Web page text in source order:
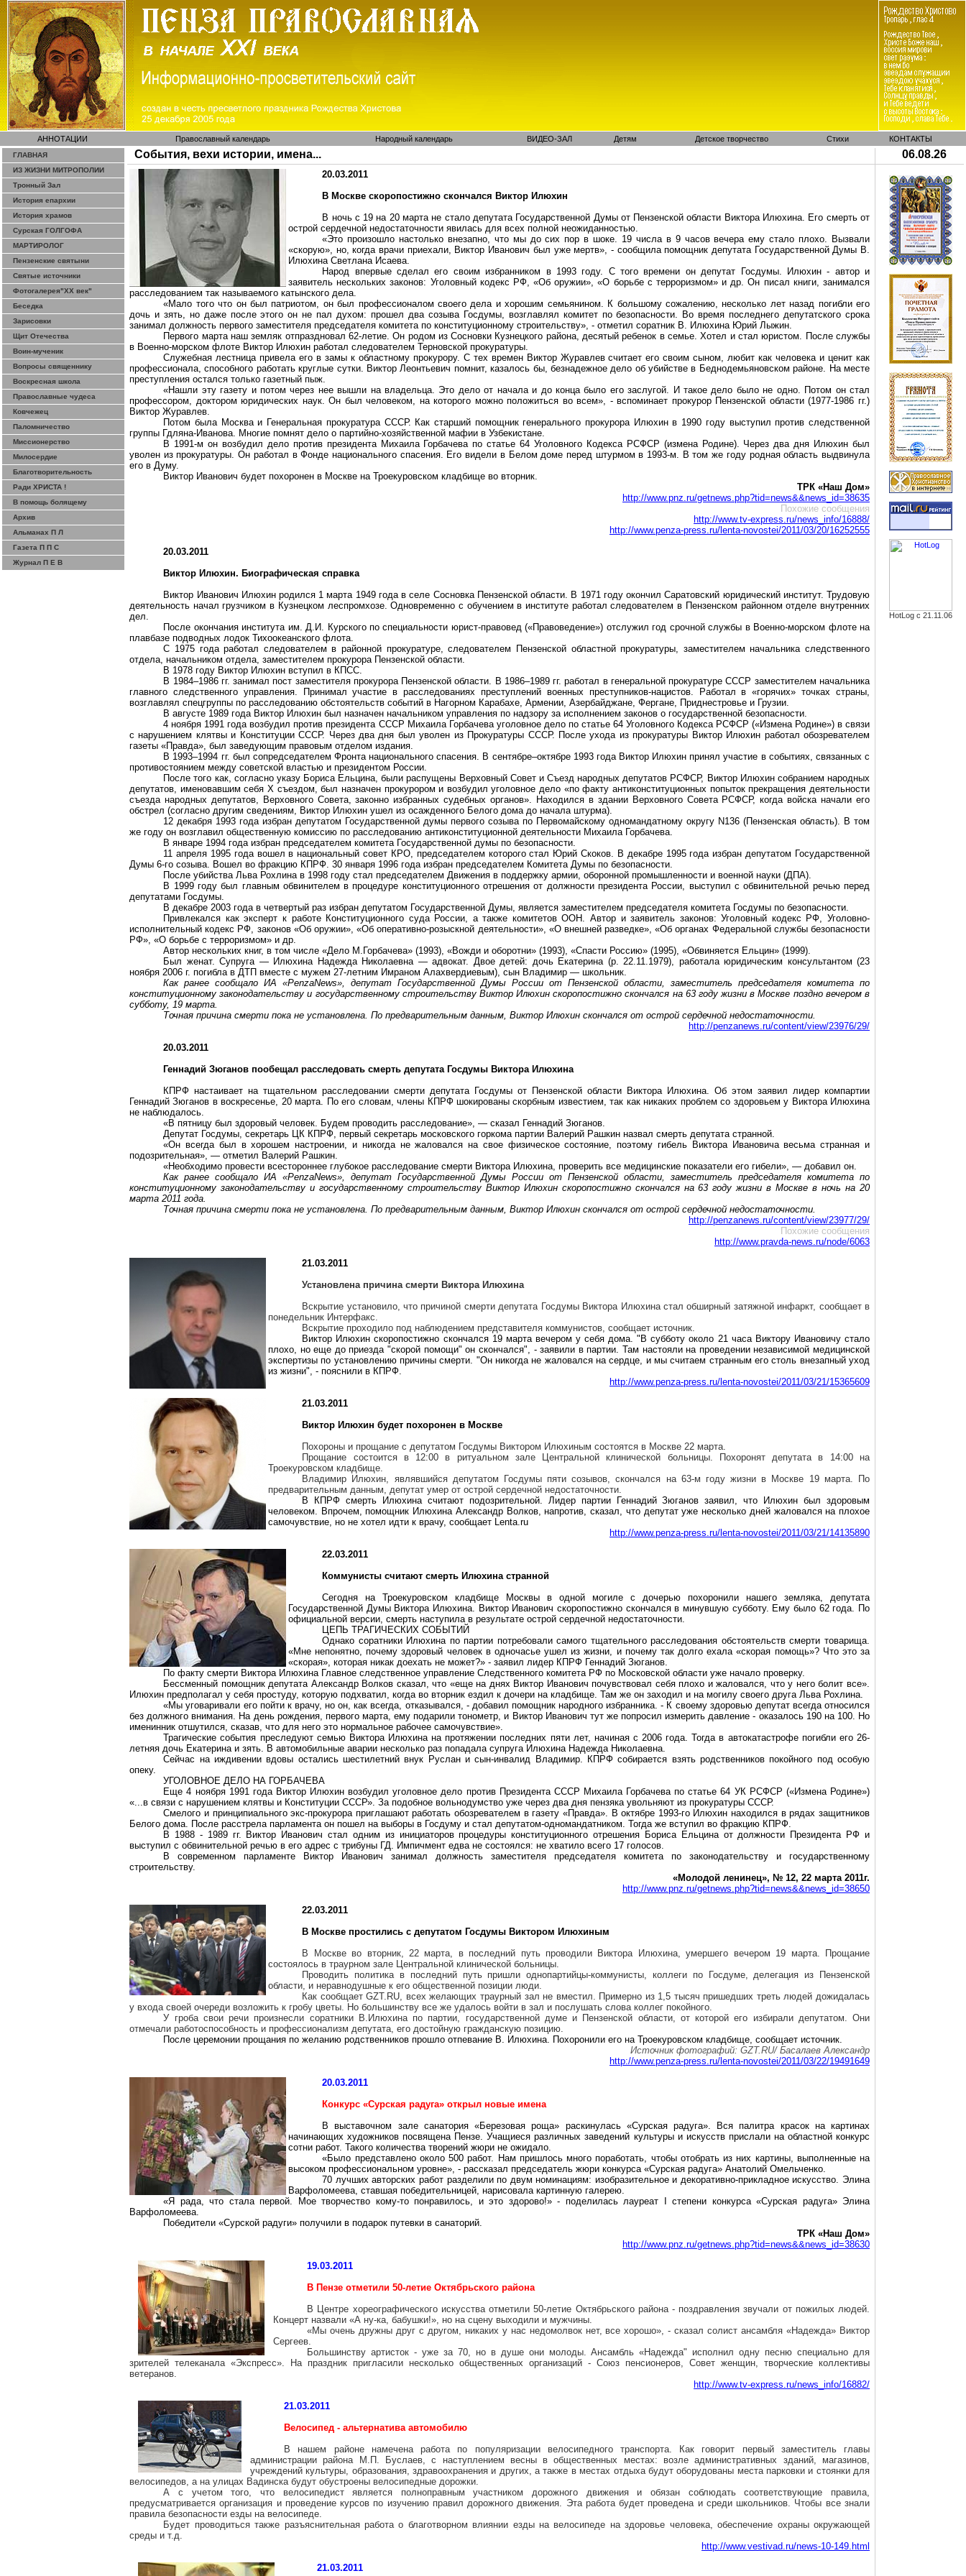
АННОТАЦИИ Православный календарь Народный календарь ВИДЕО-ЗАЛ Детям Детское творчество Стихи КОНТАКТЫ
ГЛАВНАЯ
ИЗ ЖИЗНИ МИТРОПОЛИИ
Тронный Зал
История епархии
История храмов
Сурская ГОЛГОФА
МАРТИРОЛОГ
Пензенские святыни
Святые источники
Фотогалерея"ХХ век"
Беседка
Зарисовки
Щит Отечества
Воин-мученик
Вопросы священнику
Воскресная школа
Православные чудеса
Ковчежец
Паломничество
Миссионерство
Милосердие
Благотворительность
Ради ХРИСТА !
В помощь болящему
Архив
Альманах П Л
Газета П П С
Журнал П Е В
События, вехи истории, имена... 06.08.26
20.03.2011
В Москве скоропостижно скончался Виктор Илюхин
В ночь с 19 на 20 марта не стало депутата Государственной Думы от Пензенской области Виктора Илюхина. Его смерть от
острой сердечной недостаточности явилась для всех полной неожиданностью.
«Это произошло настолько внезапно, что мы до сих пор в шоке. 19 числа в 9 часов вечера ему стало плохо. Вызвали
«скорую», но, когда врачи приехали, Виктор Иванович был уже мертв», - сообщила помощник депутата Государственной Думы В.
ИлюхинаСветлана Исаева.
Народ впервые сделал его своим избранником в 1993 году. С того времени он депутат Госдумы.
Илюхин- автор и
заявитель нескольких законов: Уголовный кодекс РФ, «Об оружии», «О борьбе с терроризмом» и др. Он писал книги, занимался
расследованием так называемого катынского дела.
«Мало того что он был патриотом, он был профессионалом своего дела и хорошим семьянином. К большому сожалению, несколько лет назад погибли его
дочь и зять, но даже после этого он не пал духом: прошел два созыва Госдумы, возглавлял комитет по безопасности. Во время последнего депутатского срока
занимал должность первого заместителя председателя комитета по конституционному строительству», - отметил соратник В. ИлюхинаЮрий Лыжин.
Первого марта наш земляк отпраздновал 62-летие. Он родом из Сосновки Кузнецкого района, десятый ребенок в семье. Хотел и стал юристом. После службы
в Военно-морском флоте Виктор Илюхин работал следователем Терновской прокуратуры.
Служебная лестница привела его в замы к областному прокурору. С тех времен Виктор Журавлев считает его своим сыном, любит как человека и ценит как
профессионала, способного работать круглые сутки. Виктор Леонтьевич помнит, казалось бы, безнадежное дело об убийствев Беднодемьяновском районе. На месте
преступления остался только газетный пыж.
«Нашли эту газету и потом через нее вышли на владельца. Это дело от начала и до конца было его заслугой. И такое дело было не одно. Потом он стал
профессором, доктором юридических наук. Он был человеком, на которого можно положиться во всем», - вспоминает прокурор Пензенской области (1977-1986 гг.)
Виктор Журавлев.
Потом была Москва и Генеральная прокуратура СССР. Как старший помощник генерального прокурора Илюхинв 1990 году выступил против следственной
группы Гдляна-Иванова. Многие помнят дело о партийно-хозяйственной мафии в Узбекистане.
В 1991-м он возбудил дело против президента Михаила Горбачева по статье 64 Уголовного Кодекса РСФСР (измена Родине). Через два дня Илюхин был
уволен из прокуратуры. Он работал в Фонде национального спасения. Его видели в Белом доме перед штурмом в 1993-м. В том же году родная область выдвинула
его в Думу.
Виктор Иванович будет похоронен в Москве наТроекуровском кладбище во вторник.
ТРК «Наш Дом»
http://www.pnz.ru/getnews.php?tid=news&&news_id=38635
Похожие сообщения
http://www.tv-express.ru/news_info/16888/
http://www.penza-press.ru/lenta-novostei/2011/03/20/16252555
20.03.2011
Виктор Илюхин. Биографическая справка
Виктор Иванович Илюхинродился 1 марта 1949 года в селе Сосновка Пензенской области. В 1971 году окончил Саратовский юридический институт. Трудовую
деятельность начал грузчиком в Кузнецком леспромхозе. Одновременно с обучением в институте работал следователем в Пензенском районном отделе внутренних
дел.
После окончания института им. Д.И. Курского по специальности юрист-правовед («Правоведение») отслужил год срочной службы в Военно-морском флоте на
плавбазе подводных лодок Тихоокеанского флота.
С 1975 года работал следователем в районной прокуратуре, следователем Пензенской областной прокуратуры, заместителем начальника следственного
отдела, начальником отдела, заместителем прокурора Пензенской области.
В 1978 году Виктор Илюхин вступил в КПСС.
В 1984–1986 гг. занимал пост заместителя прокурора Пензенской области. В 1986–1989 гг. работал в генеральной прокуратуре СССР заместителем начальника
главного следственного управления. Принимал участие в расследованиях преступлений военных преступников-нацистов. Работал в «горячих» точках страны,
возглавлял спецгруппы по расследованию обстоятельств событий в Нагорном Карабахе, Армении, Азербайджане, Фергане, Приднестровье и Грузии.
В августе 1989 года Виктор Илюхин был назначен начальником управления по надзору за исполнением законов о государственной безопасности.
4 ноября 1991 года возбудил против президента СССР Михаила Горбачева уголовное дело по статье 64 Уголовного Кодекса РСФСР («Измена Родине») в связи
с нарушением клятвы и Конституции СССР. Через два дня был уволен из Прокуратуры СССР. После ухода из прокуратуры Виктор Илюхин работал обозревателем
газеты «Правда», был заведующим правовым отделом издания.
В 1993–1994 гг. был сопредседателем Фронта национального спасения. В сентябре–октябре 1993 года Виктор Илюхин принял участие в событиях, связанных с
противостоянием между советской властью и президентом России.
После того как, согласно указу Бориса Ельцина, были распущены Верховный Совет и Съезд народных депутатов РСФСР, Виктор Илюхинсобранием народных
депутатов, именовавшим себя Х съездом, был назначен прокурором и возбудил уголовное дело «по факту антиконституционных попыток прекращения деятельности
съезда народных депутатов, Верховного Совета, законно избранных судебных органов». Находился в здании Верховного Совета РСФСР, когда войска начали его
обстрел (согласно другим сведениям, Виктор Илюхин ушел из осажденного Белого дома до начала штурма).
12 декабря 1993 годаизбран депутатом Государственной думы первого созыва по Первомайскому одномандатному округу N136 (Пензенская область). В том
же году он возглавил общественную комиссию по расследованию антиконституционной деятельности Михаила Горбачева.
В январе 1994 годаизбран председателем комитета Государственной думы по безопасности.
11 апреля 1995 года вошел в национальный совет КРО, председателем которого стал Юрий Скоков. В декабре 1995 годаизбран депутатом Государственной
Думы 6-го созыва. Вошел во фракцию КПРФ. 30 января 1996 года избран председателем Комитета Думы по безопасности.
После убийства Льва Рохлина в 1998 году стал председателем Движения в поддержку армии, оборонной промышленности и военной науки (ДПА).
В 1999 году был главным обвинителем в процедуре конституционного отрешения от должности президента России, выступил с обвинительной речью перед
депутатами Госдумы.
В декабре 2003 года в четвертый раз избран депутатом Государственной Думы, является заместителем председателя комитета Госдумы по безопасности.
Привлекался как эксперт к работе Конституционного суда России, а также комитетов ООН. Автор и заявитель законов: Уголовный кодекс РФ, Уголовно-
исполнительный кодекс РФ, законов «Об оружии», «Об оперативно-розыскной деятельности», «О внешней разведке», «Об органах Федеральной службы безопасности
РФ», «О борьбе с терроризмом» и др.
Автор нескольких книг, в том числе «Дело М.Горбачева» (1993), «Вожди и оборотни» (1993), «Спасти Россию» (1995), «Обвиняется Ельцин» (1999).
Был женат. Супруга — ИлюхинаНадежда Николаевна — адвокат. Двое детей: дочь Екатерина (р. 22.11.1979), работала юридическим консультантом (23
ноября 2006 г. погибла в ДТП вместе с мужем 27-летним Имраном Алахвердиевым), сын Владимир — школьник.
Как ранее сообщало ИА «PenzaNews», депутат Государственной Думы России от Пензенской области, заместитель председателя комитета по
конституционному законодательству и государственному строительству ВикторИлюхин скоропостижно скончался на 63 году жизни в Москве поздно вечером в
субботу, 19 марта.
Точная причина смерти пока не установлена. По предварительным данным, ВикторИлюхин скончался от острой сердечной недостаточности.
http://penzanews.ru/content/view/23976/29/
20.03.2011
Геннадий Зюганов пообещал расследовать смерть депутата Госдумы Виктора Илюхина
КПРФ настаивает на тщательном расследовании смерти депутата Госдумы от Пензенской области Виктора Илюхина. Об этом заявил лидер компартии
Геннадий Зюганов в воскресенье, 20 марта. По его словам, члены КПРФ шокированы скорбным известием, так как никаких проблем со здоровьем у Виктора Илюхина
не наблюдалось.
«В пятницу был здоровый человек. Будем проводить расследование», — сказал Геннадий Зюганов.
Депутат Госдумы, секретарь ЦК КПРФ, первый секретарь московского горкома партии Валерий Рашкин назвал смерть депутата странной.
«Он всегда был в хорошем настроении, и никогда не жаловался на свое физическое состояние, поэтому гибель Виктора Ивановича весьма странная и
подозрительная», — отметил Валерий Рашкин.
«Необходимо провести всестороннее глубокое расследование смерти Виктора Илюхина, проверить все медицинские показатели его гибели», — добавил он.
Как ранее сообщало ИА «PenzaNews», депутат Государственной Думы России от Пензенской области, заместитель председателя комитета по
конституционному законодательству и государственному строительству Виктор Илюхинскоропостижно скончался на 63 году жизни в Москве в ночь на 20
марта 2011 года.
Точная причина смерти пока не установлена. По предварительным данным, ВикторИлюхин скончался от острой сердечной недостаточности.
http://penzanews.ru/content/view/23977/29/
Похожие сообщения
http://www.pravda-news.ru/node/6063
21.03.2011
Установлена причина смерти Виктора Илюхина
Вскрытие установило, что причиной смерти депутата Госдумы Виктора Илюхинастал обширный затяжной инфаркт, сообщает в
понедельник Интерфакс.
Вскрытие проходило под наблюдением представителя коммунистов, сообщает источник.
Виктор Илюхин скоропостижно скончался 19 марта вечером у себя дома. "В субботу около 21 часа Виктору Ивановичу стало
плохо, но еще до приезда "скорой помощи" он скончался", - заявили в партии. Там настояли на проведении независимой медицинской
экспертизы по установлению причины смерти. "Он никогда не жаловался на сердце, и мы считаем странным его столь внезапный уход
из жизни", - пояснили в КПРФ.
http://www.penza-press.ru/lenta-novostei/2011/03/21/15365609
21.03.2011
Виктор Илюхин будет похоронен в Москве
Похороны и прощание с депутатом Госдумы Виктором Илюхиным состоятся в Москве 22 марта.
Прощание состоится в 12:00 в ритуальном зале Центральной клинической больницы. Похоронят депутата в 14:00 на
Троекуровском кладбище.
Владимир Илюхин, являвшийся депутатом Госдумы пяти созывов, скончался на 63-м году жизни в Москве 19 марта. По
предварительным данным, депутат умер от острой сердечной недостаточности.
В КПРФ смерть
Илюхинасчитают подозрительной. Лидер партии Геннадий Зюганов заявил, что Илюхин был здоровым
человеком. Впрочем, помощник ИлюхинаАлександр Волков, напротив, сказал, что депутат уже несколько дней жаловался на плохое
самочувствие, но не хотел идти к врачу, сообщает Lenta.ru
http://www.penza-press.ru/lenta-novostei/2011/03/21/14135890
22.03.2011
Коммунисты считают смерть Илюхинастранной
Сегодня наТроекуровском кладбище Москвы в одной могиле с дочерью похоронили нашего земляка, депутата
Государственной Думы Виктора Илюхина. Виктор Иванович скоропостижно скончался в минувшую субботу. Ему было 62 года. По
официальной версии, смерть наступила в результате острой сердечной недостаточности.
ЦЕПЬ ТРАГИЧЕСКИХ СОБЫТИЙ
Однако соратники Илюхинапо партии потребовали самого тщательного расследования обстоятельств смерти товарища.
«Мне непонятно, почему здоровый человек в одночасье ушел из жизни, и почему так долго ехала «скорая помощь»? Что это за
«скорая», которая никак доехать не может?» - заявил лидер КПРФ Геннадий Зюганов.
По факту смерти Виктора ИлюхинаГлавное следственное управление Следственного комитета РФ по Московской области уже начало проверку.
Бессменный помощник депутата Александр Волков сказал, что «еще на днях Виктор Иванович почувствовал себя плохо и жаловался, что у него болит все».
Илюхин предполагал у себя простуду, которую подхватил, когда во вторник ездил к дочери на кладбище. Там же он заходил и на могилу своего друга Льва Рохлина.
«Мы уговаривали его пойти к врачу, но он, как всегда, отказывался, - добавил помощник народного избранника. - К своему здоровью депутат всегда относился
без должного внимания. На день рождения, первого марта, ему подарили тонометр, и Виктор Иванович тут же попросил измерить давление - оказалось 190 на 100. Но
именинник отшутился, сказав, что для него это нормальное рабочее самочувствие».
Трагические события преследуют семью Виктора Илюхинана протяжении последних пяти лет, начиная с 2006 года. Тогда в автокатастрофе погибли его 26-
летняя дочь Екатерина и зять. В автомобильные аварии несколько раз попадала супруга ИлюхинаНадежда Николаевна.
Сейчас на иждивении вдовы остались шестилетний внук Руслан и сын-инвалид Владимир. КПРФ собирается взять родственников покойного под особую
опеку.
УГОЛОВНОЕ ДЕЛО НА ГОРБАЧЕВА
Еще 4 ноября 1991 года Виктор Илюхин возбудил уголовное дело против Президента СССР Михаила Горбачева по статье 64 УК РСФСР («Измена Родине»)
«...в связи с нарушением клятвы и Конституции СССР». За подобное вольнодумство уже через два дня пензякаувольняют из прокуратуры СССР.
Смелого и принципиального экс-прокурора приглашают работать обозревателем в газету «Правда». В октябре 1993-го Илюхин находился в рядах защитников
Белого дома. После расстрела парламента он пошел на выборы в Госдуму и стал депутатом-одномандатником. Тогда же вступил во фракцию КПРФ.
В 1988 - 1989 гг. Виктор Иванович стал одним из инициаторов процедуры конституционного отрешения Бориса Ельцина от должности Президента РФ и
выступил с обвинительной речью в его адрес с трибуны ГД. Импичмент едва не состоялся: не хватило всего 17 голосов.
В современном парламенте Виктор Иванович занимал должность заместителя председателя комитета по законодательству и государственному
строительству.
«Молодой ленинец», № 12, 22 марта 2011г.
http://www.pnz.ru/getnews.php?tid=news&&news_id=38650
22.03.2011
В Москве простились с депутатом Госдумы Виктором Илюхиным
В Москве во вторник, 22 марта, в последний путь проводили Виктора Илюхина, умершего вечером 19 марта. Прощание
состоялось в траурном зале Центральной клинической больницы.
Проводить политика в последний путь пришлиоднопартийцы-коммунисты, коллеги по Госдуме, делегация из Пензенской
области, и неравнодушные к его общественной позиции люди.
Как сообщает GZT.RU, всех желающих траурный зал не вместил. Примерно из 1,5 тысяч пришедших треть людей дожидалась
у входа своей очереди возложить к гробу цветы. Но большинству все же удалось войти в зал и послушать слова коллег покойного.
У гроба свои речи произнесли соратники В.Илюхинапо партии, государственной думе и Пензенской области, от которой его избирали депутатом. Они
отмечали работоспособность и профессионализм депутата, его достойную гражданскую позицию.
После церемонии прощания по желанию родственников прошло отпевание В. Илюхина. Похоронили его наТроекуровском кладбище, сообщает источник.
Источник фотографий: GZT.RU/ Басалаев Александр
http://www.penza-press.ru/lenta-novostei/2011/03/22/19491649
20.03.2011
Конкурс «Сурская радуга» открыл новые имена
В выставочном зале санатория «Березовая роща» раскинулась «Сурская радуга». Вся палитра красок на картинах
начинающих художников посвящена Пензе. Учащиеся различных заведений культуры и искусств прислали на областной конкурс
сотни работ. Такого количества творений жюри не ожидало.
«Было представлено около 500 работ. Нам пришлось много поработать, чтобы отобрать из них картины, выполненные на
высоком профессиональном уровне», - рассказал председатель жюри конкурса «Сурская радуга» Анатолий Омельченко.
70 лучших авторских работ разделили по двум номинациям: изобразительное и декоративно-прикладное искусство. Элина
Варфоломеева, ставшая победительницей, нарисовала картинную галерею.
«Я рада, что стала первой. Мое творчество кому-то понравилось, и это здорово!» - поделилась лауреат I степени конкурса «Сурская радуга» Элина
Варфоломеева.
Победители «Сурской радуги» получили в подарок путевки в санаторий.
ТРК «Наш Дом»
http://www.pnz.ru/getnews.php?tid=news&&news_id=38630
19.03.2011
В Пензе отметили 50-летие Октябрьского района
В Центре хореографического искусства отметили 50-летие Октябрьского района - поздравления звучали от пожилых людей.
Концерт назвали «А ну-ка, бабушки!», но на сцену выходили и мужчины.
«Мы очень дружны друг с другом, никаких у нас недомолвок нет, все хорошо», - сказал солист ансамбля «Надежда» Виктор
Сергеев.
Большинству артисток - уже за 70, но в душе они молоды. Ансамбль «Надежда" исполнил одну песню специально для
зрителей телеканала «Экспресс». На праздник пригласили несколько общественных организаций - Союз пенсионеров, Совет женщин, творческие коллективы
ветеранов.
http://www.tv-express.ru/news_info/16882/
21.03.2011
Велосипед - альтернатива автомобилю
В нашем районе намечена работа по популяризации велосипедного транспорта. Как говорит первый заместитель главы
администрации района М.П. Буслаев, с наступлением весны в общественных местах: возле административных зданий, магазинов,
учреждений культуры, образования, здравоохранения и других, а также в местах отдыха будут оборудованы места парковки и стоянки для
велосипедов, а на улицах Вадинска будут обустроены велосипедные дорожки.
А с учетом того, что велосипедист является полноправным участником дорожного движения и обязан соблюдать соответствующие правила,
предусматривается организация и проведение курсов по изучению правил дорожного движения. Эта работа будет проведена и среди школьников. Чтобы все знали
правила безопасности езды на велосипеде.
Будет проводиться также разъяснительная работа о благотворном влиянии езды на велосипеде на здоровье человека, обеспечение охраны окружающей
среды и т.д.
http://www.vestivad.ru/news-10-149.html
21.03.2011
HotLog с 21.11.06